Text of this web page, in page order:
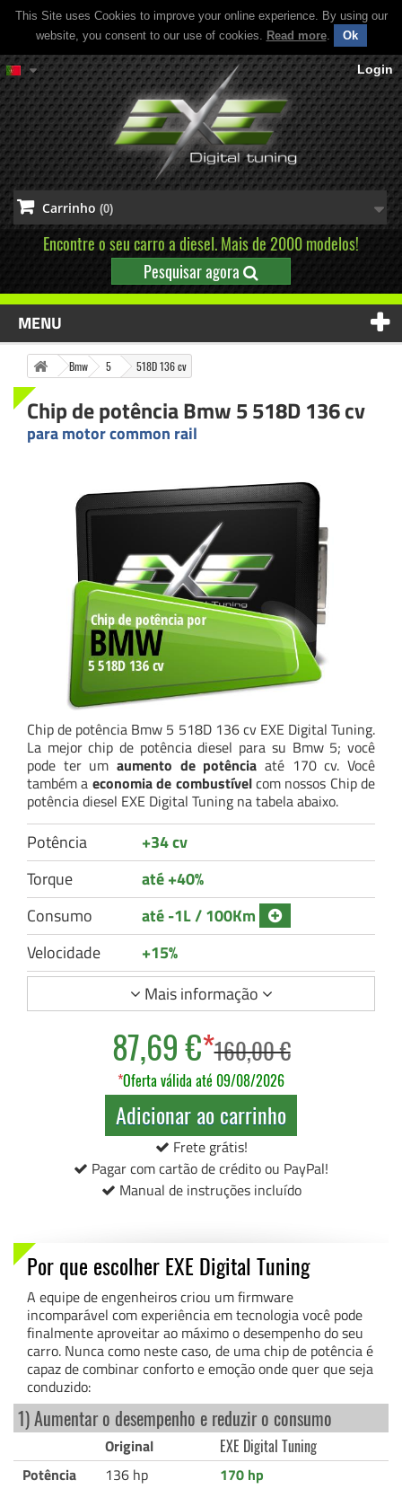
This Site uses Cookies to improve your online experience. By using our
website, you consent to our use of cookies. Read more. Ok
Login
Carrinho (0)
Encontre o seu carro a diesel. Mais de 2000 modelos!
Pesquisar agora
MENU
Bmw 5 518D 136 cv
Chip de potência Bmw 5 518D 136 cv
para motor common rail
Chip de potência Bmw 5 518D 136 cv EXE Digital Tuning.
La mejor chip de potência diesel para su Bmw 5; você
pode ter um aumento de potência até 170 cv. Você
também a economia de combustívelcom nossos Chip de
potência diesel EXE Digital Tuning na tabela abaixo.
Potência
+34 cv
Torque
até +40%
Consumo
até -1L / 100Km
Velocidade
+15%
Mais informação
87,69 €*160,00 €
*Oferta válida até 09/08/2026
Adicionar ao carrinho
Frete grátis!
Pagar com cartão de crédito ou PayPal!
Manual de instruções incluído
Por que escolher EXE Digital Tuning
A equipe de engenheiros criou um firmware
incomparável com experiência em tecnologia você pode
finalmente aproveitar ao máximo o desempenho do seu
carro. Nunca como neste caso, de uma chip de potência é
capaz de combinar conforto e emoção onde quer que seja
conduzido:
1) Aumentar o desempenho e reduzir o consumo
Original
EXE Digital Tuning
Potência
136 hp
170 hp